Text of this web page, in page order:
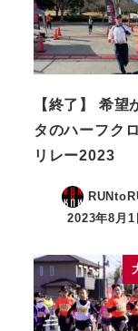
【終了】 希望
タのハーフク
リレー2023
2023年8月1